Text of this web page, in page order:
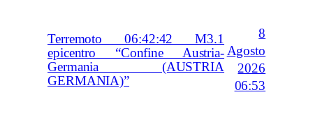
Terremoto 06:42:42 M3.1
epicentro “Confine Austria-
Germania (AUSTRIA
GERMANIA)”
8
Agosto
2026
06:53